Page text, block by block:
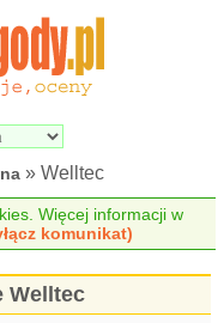
» Welltec
Więcej informacji w
komunikat)
Welltec